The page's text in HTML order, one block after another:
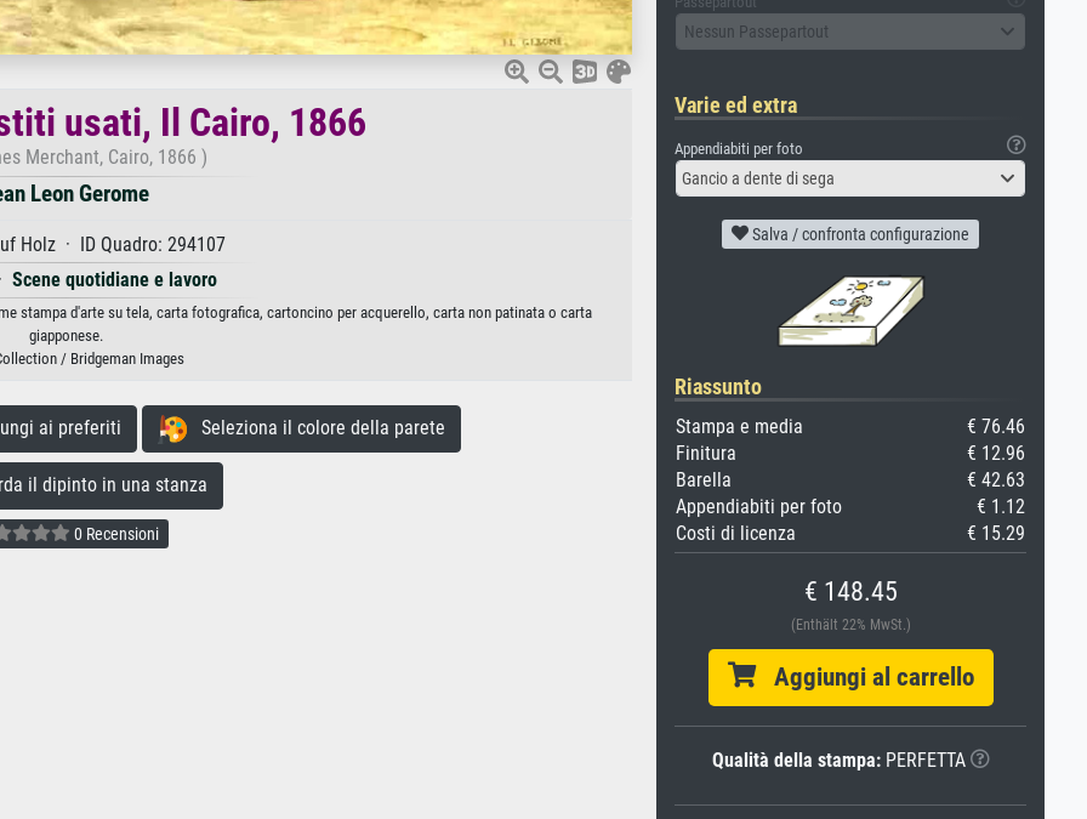
usati, Il Cairo, 1866
Merchant, Cairo, 1866 )
Leon Gerome
Holz · ID Quadro: 294107
Scene quotidiane e lavoro
stampa d'arte su tela, carta fotografica, cartoncino per acquerello, carta non patinata o carta
giapponese.
/ Bridgeman Images
ai preferiti Seleziona il colore della parete
il dipinto in una stanza
0 Recensioni
Nessun Passepartout
Varie ed extra
Appendiabiti per foto
Gancio a dente di sega
Salva / confronta configurazione
Riassunto
Stampa e media
€ 76.46
Finitura
€ 12.96
Barella
€ 42.63
Appendiabiti per foto
€ 1.12
Costi di licenza
€ 15.29
€ 148.45
(Enthält 22% MwSt.)
Aggiungi al carrello
Qualità della stampa:PERFETTA